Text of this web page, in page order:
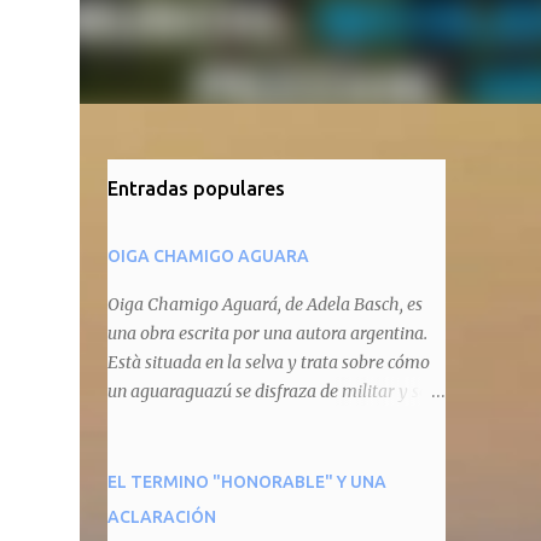
Entradas populares
OIGA CHAMIGO AGUARA
Oiga Chamigo Aguará, de Adela Basch, es
una obra escrita por una autora argentina.
Està situada en la selva y trata sobre cómo
un aguaraguazú se disfraza de militar y se
animal que pretenda circular por ahí. En
primera instancia aparece Teteu, el tero,
EL TERMINO "HONORABLE" Y UNA
ACLARACIÓN